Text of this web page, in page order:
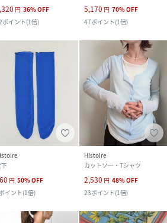
円 36%OFF
ポイント(1倍)
5,170 円 70%OFF
47ポイント(1倍)
円 50%OFF
ポイント(1倍)
Histoire
カットソー・Tシャツ
2,530 円 48%OFF
23ポイント(1倍)